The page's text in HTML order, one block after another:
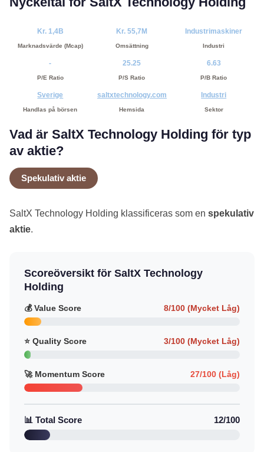
Kr. 1,4B
Marknadsvärde (Mcap)
Kr. 55,7M
Omsättning
Industrimaskiner
Industri
-
P/E Ratio
25.25
P/S Ratio
6.63
P/B Ratio
Sverige
Handlas på börsen
saltxtechnology.com
Hemsida
Industri
Sektor
Vad är SaltX Technology Holding för typ
av aktie?
Spekulativ aktie
SaltX Technology Holding klassificeras som en spekulativ
aktie.
Scoreöversikt för SaltX Technology
Holding
💰 Value Score 8/100 (Mycket Låg)
⭐ Quality Score 3/100 (Mycket Låg)
🚀 Momentum Score 27/100 (Låg)
📊 Total Score 12/100